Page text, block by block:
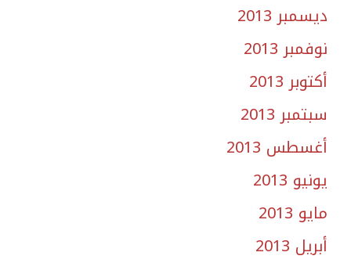
ديسمبر 2013
نوفمبر 2013
أكتوبر 2013
سبتمبر 2013
أغسطس 2013
يونيو 2013
مايو 2013
أبريل 2013